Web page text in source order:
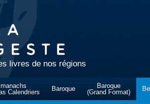
livres de nos régions
Calendriers
Baroque
Baroque
(Grand Format)